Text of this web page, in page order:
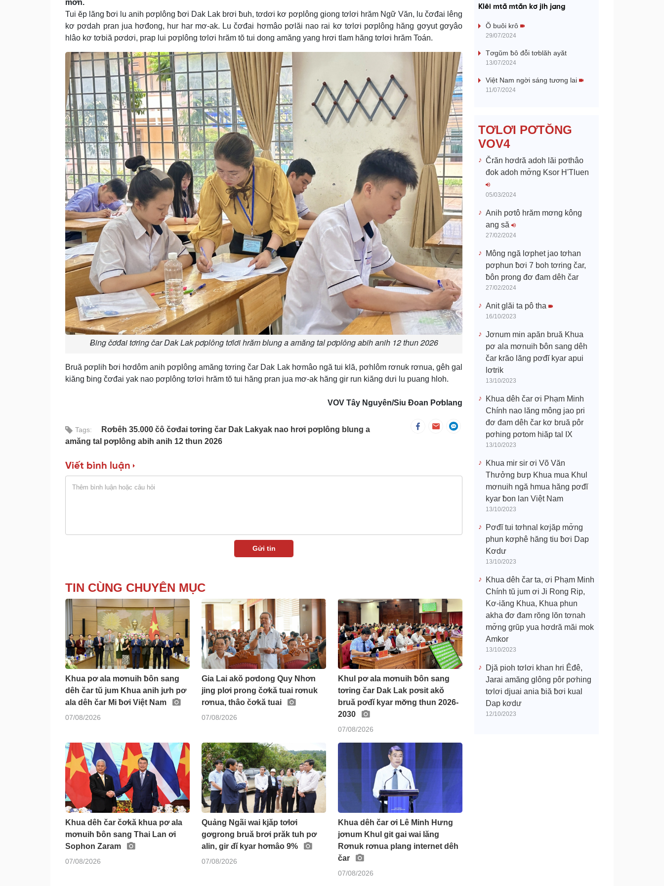
mơn.
Tui ĕp lăng ƀơi lu anih pơplông ƀơi Dak Lak brơi ƀuh, tơdơi kơ pơplông giong tơlơi hrăm Ngữ Văn, lu čơđai lêng
kơ pơdah pran jua hơđong, hur har mơ-ak. Lu čơđai hơmâo pơlăi nao rai kơ tơlơi pơplông hăng gơyut gơyâo
hlâo kơ tơbiă pơdơi, prap lui pơplông tơlơi hrăm tŏ tui dong amăng yang hrơi tlam hăng tơlơi hrăm Toán.
Ƀing čơđai tơring čar Dak Lak pơplông tơlơi hrăm blung a amăng tal pơplông abih anih 12 thun 2026
Bruă pơplih ƀơi hơdôm anih pơplông amăng tơring čar Dak Lak hơmâo ngă tui klă, pơhlôm rơnuk rơnua, gêh gal
kiăng ƀing čơđai yak nao pơplông tơlơi hrăm tŏ tui hăng pran jua mơ-ak hăng gir run kiăng dưi lu puang hloh.
VOV Tây Nguyên/Siu Đoan Pơblang
Tags:
Rơbêh 35.000 čô čơđai tơring čar Dak Lakyak nao hrơi pơplông blung a
amăng tal pơplông abih anih 12 thun 2026
Viết bình luận
TIN CÙNG CHUYÊN MỤC
Khua pơ ala mơnuih ƀôn sang
dêh čar tŭ jum Khua anih jưh pơ
ala dêh čar Mi ƀơi Việt Nam
07/08/2026
Gia Lai akŏ pơdong Quy Nhơn
jing plơi prong čơkă tuai rơnuk
rơnua, thâo čơkă tuai
07/08/2026
Khul pơ ala mơnuih ƀôn sang
tơring čar Dak Lak pơsit akŏ
bruă pơđĭ kyar mơ̆ng thun 2026-
2030
07/08/2026
Khua dêh čar čơkă khua pơ ala
mơnuih ƀôn sang Thai Lan ơi
Sophon Zaram
07/08/2026
Quảng Ngãi wai kjăp tơlơi
gơgrong bruă brơi prăk tuh pơ
alin, gir đĭ kyar hơmâo 9%
07/08/2026
Khua dêh čar ơi Lê Minh Hưng
jơnum Khul git gai wai lăng
Rơnuk rơnua plang internet dêh
čar
07/08/2026
a
V
o
Klêi mtă mtăn kơ jih jang
Ŏ buôi krô
29/07/2024
Tơgŭm ƀô đô̆i tơblăh ayăt
13/07/2024
Việt Nam ngời sáng tương lai
11/07/2024
TƠLƠI PƠTŎNG
VOV4
Črăn hơdră adoh lăi pơthâo
đok adoh mơ̆ng Ksor H'Tluen
05/03/2024
Anih pơtô hrăm mơng kông
ang să
27/02/2024
Mông ngă lơphet jao tơhan
pơphun ƀơi 7 boh tơring čar,
ƀôn prong đơ đam dêh čar
27/02/2024
Anit glăi ta pô tha
16/10/2023
Jơnum min apăn bruă Khua
pơ ala mơnuih ƀôn sang dêh
čar krăo lăng pơđĭ kyar apui
lơtrik
13/10/2023
Khua dêh čar ơi Phạm Minh
Chính nao lăng mông jao pri
đơ đam dêh čar kơ bruă pôr
pơhing pơtom hiăp tal IX
13/10/2023
Khua mir sir ơi Võ Văn
Thưởng bưp Khua mua Khul
mơnuih ngă hmua hăng pơđĭ
kyar ƀon lan Việt Nam
13/10/2023
Pơđĭ tui tơhnal kơjăp mơ̆ng
phun kơphê hăng tiu ƀơi Dap
Kơdư
13/10/2023
Khua dêh čar ta, ơi Phạm Minh
Chính tŭ jum ơi Ji Rong Rip,
Kơ-iăng Khua, Khua phun
akha đơ đam rŏng lŏn tơnah
mơ̆ng grŭp yua hơdră măi mok
Amkor
13/10/2023
Djă pioh tơlơi khan hri Êđê,
Jarai amăng glông pôr pơhing
tơlơi djuai ania ƀiă ƀơi kual
Dap kơdư
12/10/2023